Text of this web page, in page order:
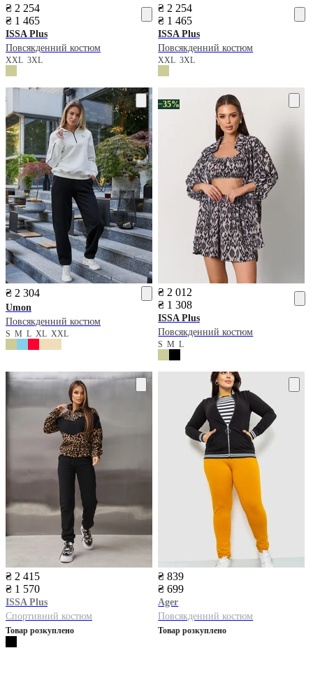
₴ 2 254
₴ 1 465
ISSA Plus
Повсякденний костюм
XXL 3XL
₴ 2 254
₴ 1 465
ISSA Plus
Повсякденний костюм
XXL3XL
₴ 2 304
Umon
Повсякденний костюм
S M L XL XXL
−35%
₴ 2 012
₴ 1 308
ISSA Plus
Повсякденний костюм
SML
₴ 2 415
₴ 1 570
ISSA Plus
Спортивний костюм
Товар розкуплено
₴ 839
₴ 699
Ager
Повсякденний костюм
Товар розкуплено